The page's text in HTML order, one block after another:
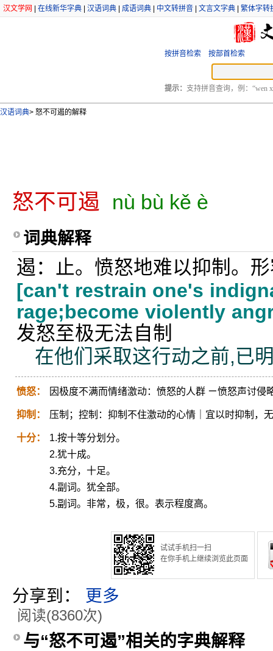
汉文学网 在线新华字典 汉语词典 成语词典 中文转拼音 文言文字典 繁体字转
按拼音检索 按部首检索
提示： 支持拼音查询，例：“wen
汉语词典> 怒不可遏的解释
怒不可遏 nù bù kě è
词典解释
遏：止。愤怒地难以抑制。
[can't restrain one's
rage;become violently
发怒至极无法自制
在他们采取这行动之前,已
愤怒： 因极度不满而情绪激动：愤怒的人群 ㄧ愤怒声讨侵
抑制： 压制；控制：抑制不住激动的心情｜宜以时抑制，
十分：
1.按十等分划分。
2.犹十成。
3.充分，十足。
4.副词。犹全部。
5.副词。非常，极，很。表示程度高。
试试手机扫一扫
在你手机上继续浏览此页面
分享到： 更多
阅读(8360次)
与“怒不可遏”相关的字典解释